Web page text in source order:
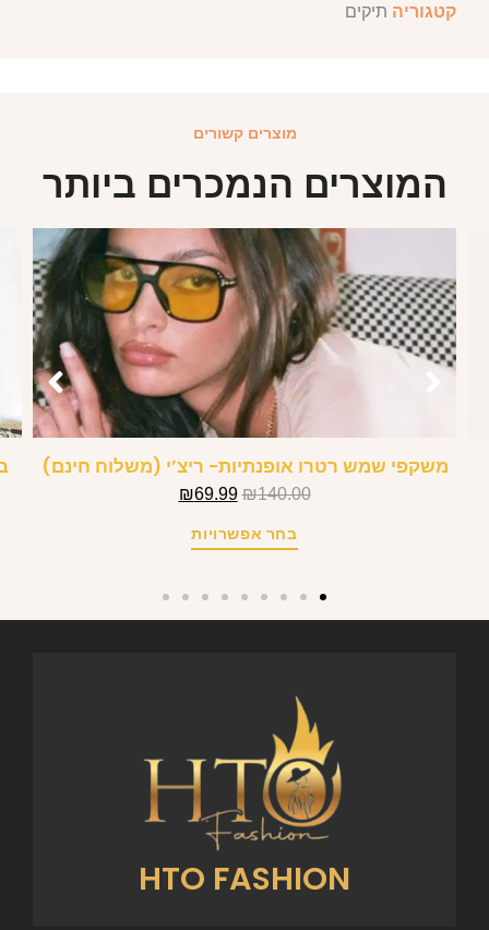
קטגוריה תיקים
מוצרים קשורים
המוצרים הנמכרים ביותר
משקפי שמש רטרו אופנתיות- ריצ’י (משלוח חינם)
₪140.00
₪69.99
בחר אפשרויות
HTO FASHION